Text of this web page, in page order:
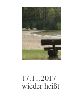
17.11.2017
wieder heißt